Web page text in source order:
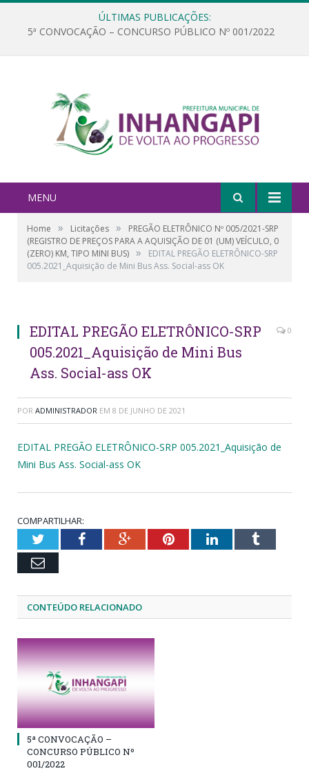
ÚLTIMAS PUBLICAÇÕES:
5ª CONVOCAÇÃO – CONCURSO PÚBLICO Nº 001/2022
MENU
Home » Licitações »
PREGÃO ELETRÔNICO Nº 005/2021-SRP
(REGISTRO DE PREÇOS PARA A AQUISIÇÃO DE 01 (UM) VEÍCULO, 0
(ZERO) KM, TIPO MINI BUS) »
EDITAL PREGÃO ELETRÔNICO-SRP
005.2021_Aquisição de Mini Bus Ass. Social-ass OK
EDITAL PREGÃO ELETRÔNICO-SRP
005.2021_Aquisição de Mini Bus
Ass. Social-ass OK
0
POR ADMINISTRADOR EM 8 DE JUNHO DE 2021
EDITAL PREGÃO ELETRÔNICO-SRP 005.2021_Aquisição de
Mini Bus Ass. Social-ass OK
COMPARTILHAR:
TwitterFacebookGoogle+PinterestLinkedInTumblr
Email
CONTEÚDO RELACIONADO
5ª CONVOCAÇÃO –
CONCURSO PÚBLICO Nº
001/2022